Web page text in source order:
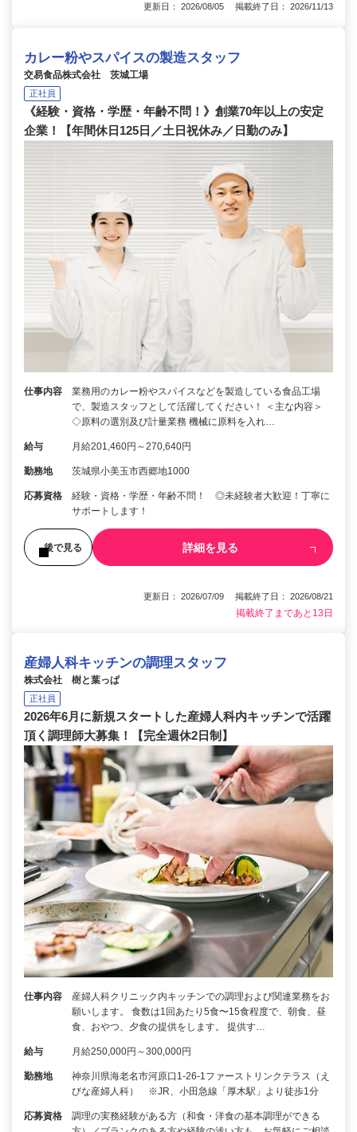
更新日： 2026/08/05 掲載終了日： 2026/11/13
カレー粉やスパイスの製造スタッフ
交易食品株式会社 茨城工場
正社員
《経験・資格・学歴・年齢不問！》創業70年以上の安定
企業！【年間休日125日／土日祝休み／日勤のみ】
仕事内容
業務用のカレー粉やスパイスなどを製造している食品工場
で、製造スタッフとして活躍してください！ ＜主な内容＞
◇原料の選別及び計量業務 機械に原料を入れ…
給与 月給201,460円～270,640円
勤務地 茨城県小美玉市西郷地1000
応募資格
経験・資格・学歴・年齢不問！ ◎未経験者大歓迎！丁寧に
サポートします！
後で見る 詳細を見る
更新日： 2026/07/09 掲載終了日： 2026/08/21
掲載終了まであと13日
産婦人科キッチンの調理スタッフ
株式会社 樹と葉っぱ
正社員
2026年6月に新規スタートした産婦人科内キッチンで活躍
頂く調理師大募集！【完全週休2日制】
仕事内容
産婦人科クリニック内キッチンでの調理および関連業務をお
願いします。 食数は1回あたり5食〜15食程度で、朝食、昼
食、おやつ、夕食の提供をします。 提供す…
給与 月給250,000円～300,000円
勤務地
神奈川県海老名市河原口1-26-1ファーストリンクテラス（え
びな産婦人科） ※JR、小田急線「厚木駅」より徒歩1分
応募資格
調理の実務経験がある方（和食・洋食の基本調理ができる